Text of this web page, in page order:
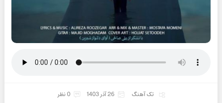
تک آهنگ 26 آذر 1403 0 نظر